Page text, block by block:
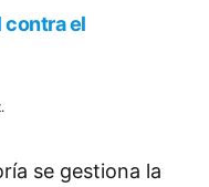
contra el
se gestiona la